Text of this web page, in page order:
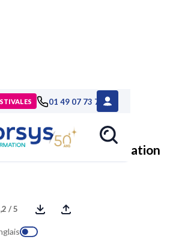
01 49 07 73 73
numériques
Formation ISO
certification LSTI
Risk Manager, certification
/ 5